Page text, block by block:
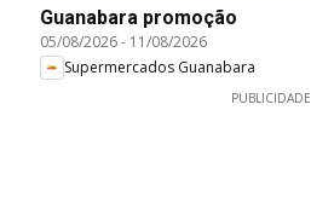
Guanabara promoção
05/08/2026- 11/08/2026
Supermercados Guanabara
PUBLICIDADE